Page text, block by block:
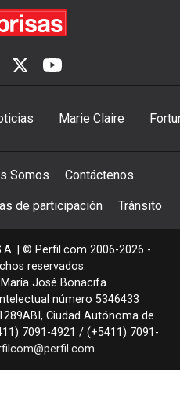
Marie Claire
Somos Contáctenos
de participación Tránsito
| © Perfil.com 2006-2026 -
reservados.
José Bonacifa.
número 5346433
, Ciudad Autónoma de
7091-4921 / (+5411) 7091-